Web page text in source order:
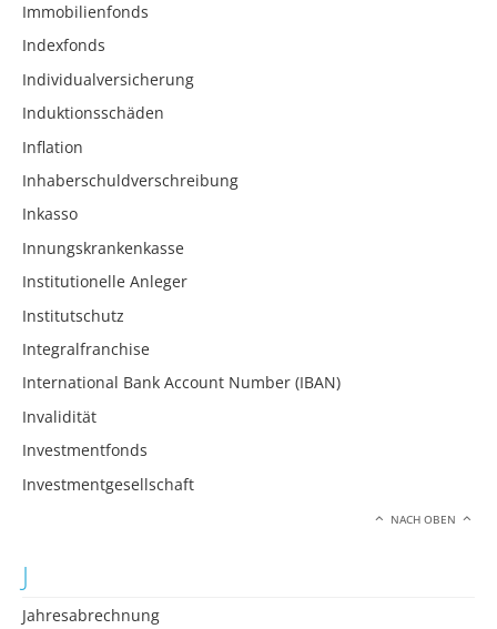
Immobilienfonds
Indexfonds
Individualversicherung
Induktionsschäden
Inflation
Inhaberschuldverschreibung
Inkasso
Innungskrankenkasse
Institutionelle Anleger
Institutschutz
Integralfranchise
International Bank Account Number (IBAN)
Invalidität
Investmentfonds
Investmentgesellschaft
NACH OBEN
J
Jahresabrechnung